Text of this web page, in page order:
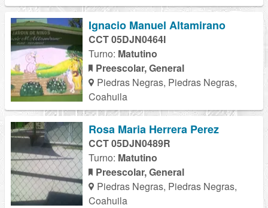
Ignacio Manuel Altamirano
CCT 05DJN0464I
Turno: Matutino
Preescolar, General
Piedras Negras, Piedras Negras,
Coahuila
Rosa Maria Herrera Perez
CCT 05DJN0489R
Turno: Matutino
Preescolar, General
Piedras Negras, Piedras Negras,
Coahuila